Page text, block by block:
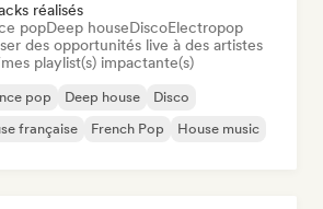
réalisés
popDeep houseDiscoElectropop
des opportunités live à des artistes
playlist(s) impactante(s)
pop Deep house
Disco
française French Pop House music